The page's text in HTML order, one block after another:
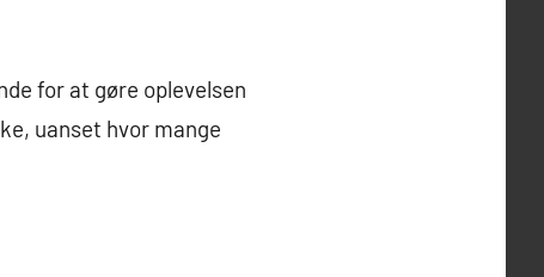
for at gøre oplevelsen
uanset hvor mange